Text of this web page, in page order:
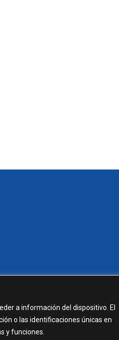
a información del dispositivo. El
o las identificaciones únicas en
y funciones.